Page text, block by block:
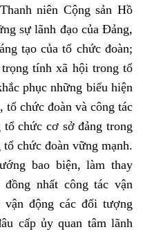
niên Cộng sản Hồ
sự lãnh đạo của Đảng,
tạo của tổ chức đoàn;
tính xã hội trong tổ
phục những biểu hiện
tổ chức đoàn và công tác
chức cơ sở đảng trong
chức đoàn vững mạnh.
bao biện, làm thay
nhất công tác vận
động các đối tượng
cấp ủy quan tâm lãnh